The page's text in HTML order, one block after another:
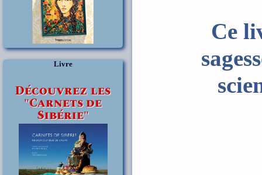
Livre
Découvrez les
"Carnets de
Sibérie"
Ce